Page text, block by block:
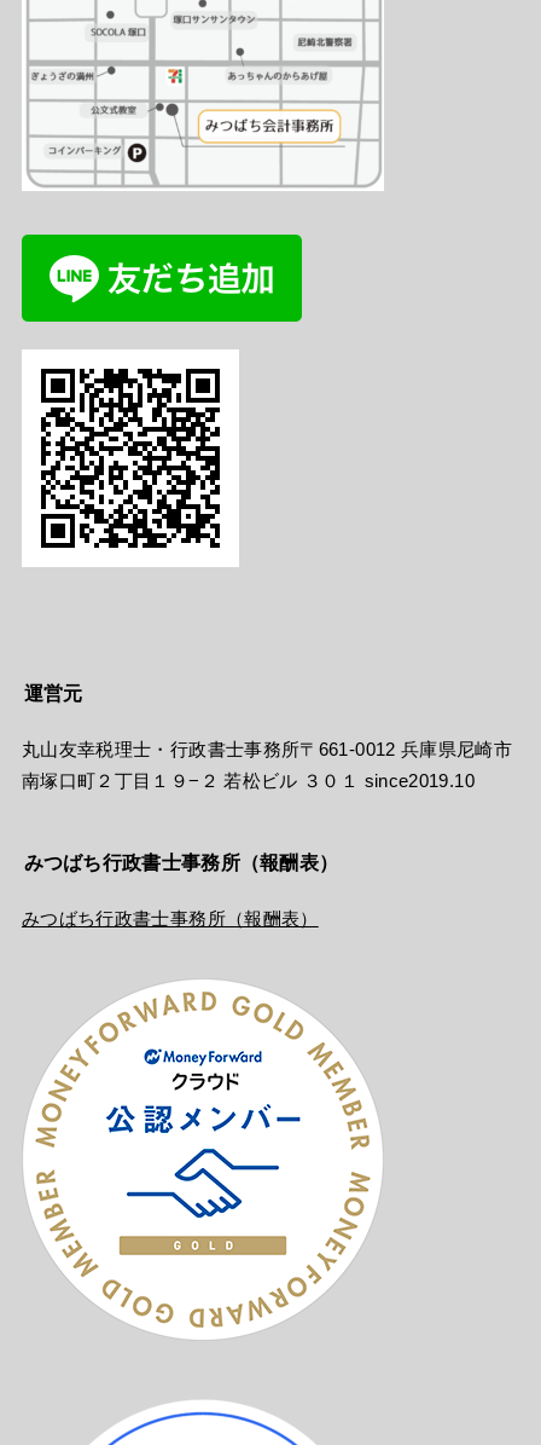
運営元
丸山友幸税理士・行政書士事務所〒661-0012 兵庫県尼崎市
南塚口町２丁目１９−２ 若松ビル ３０１ since2019.10
みつばち行政書士事務所（報酬表）
みつばち行政書士事務所（報酬表）